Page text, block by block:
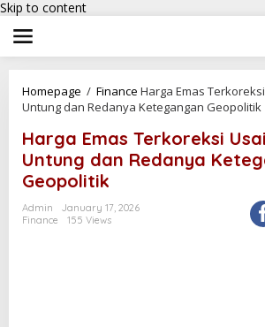
Skip to content
Homepage / Finance Harga Emas
Untung dan Redanya Ketegangan Geopolitik
Harga Emas Terkoreksi
Untung dan Redanya
Geopolitik
Admin
January 17, 2026
Finance
155 Views